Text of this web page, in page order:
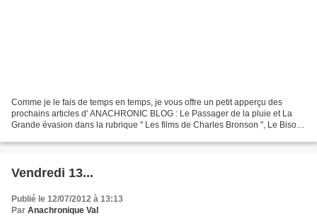
Comme je le fais de temps en temps, je vous offre un petit apperçu des
prochains articles d' ANACHRONIC BLOG : Le Passager de la pluie et La
Grande évasion dans la rubrique " Les films de Charles Bronson ", Le Bison
Vendredi 13...
Publié le 12/07/2012 à 13:13
Par Anachronique Val